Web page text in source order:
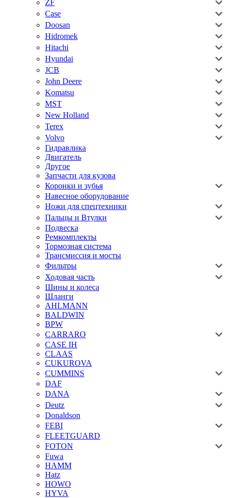
ZF
Case
Doosan
Hidromek
Hitachi
Hyundai
JCB
John Deere
Komatsu
MST
New Holland
Terex
Volvo
Гидравлика
Двигатель
Другое
Запчасти для кузова
Коронки и зубья
Навесное оборудование
Ножи для спецтехники
Пальцы и Втулки
Подвеска
Ремкомплекты
Тормозная система
Трансмиссия и мосты
Фильтры
Ходовая часть
Шины и колеса
Шланги
AHLMANN
BALDWIN
BPW
CARRARO
CASE IH
CLAAS
CUKUROVA
CUMMINS
DAF
DANA
Deutz
Donaldson
FEBI
FLEETGUARD
FOTON
Fuwa
HAMM
Hatz
HOWO
HYVA